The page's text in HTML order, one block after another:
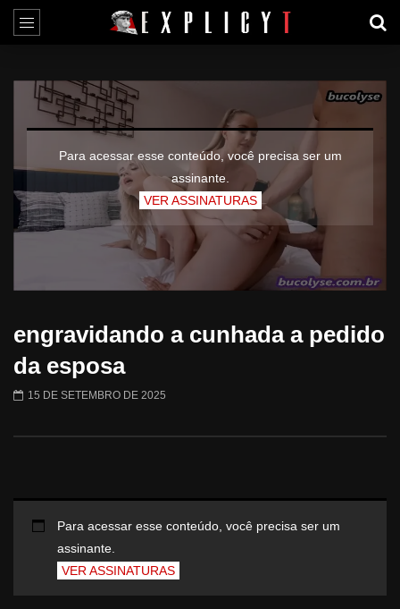
Para acessar esse conteúdo, você precisa ser um
assinante.
VER ASSINATURAS
engravidando a cunhada a pedido
da esposa
15 DE SETEMBRO DE 2025
Para acessar esse conteúdo, você precisa ser um
assinante.
VER ASSINATURAS